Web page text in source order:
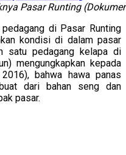
Pasar Runting
pedagang di Pasar Runting
kondisi di dalam pasar
satu pedagang kelapa di
mengungkapkan kepada
bahwa hawa panas
dari bahan seng dan
pasar.